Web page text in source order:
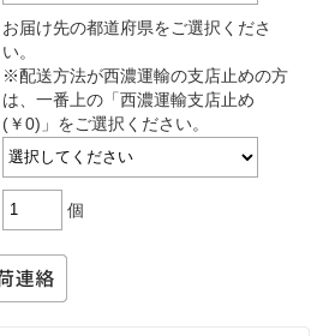
お届け先の都道府県をご選択くださ
い。
※配送方法が西濃運輸の支店止めの方
は、一番上の「西濃運輸支店止め
(￥0)」をご選択ください。
個